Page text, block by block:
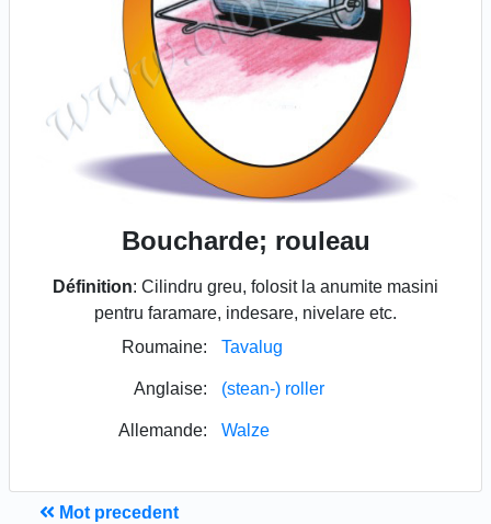
Boucharde; rouleau
Définition: Cilindru greu, folosit la anumite masini
pentru faramare, indesare, nivelare etc.
Roumaine:
Tavalug
Anglaise: (stean-) roller
Allemande: Walze
Mot precedent